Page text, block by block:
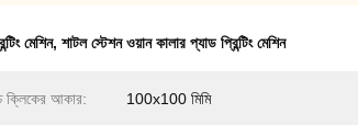
মেশিন, শাটল স্টেশন ওয়ান কালার প্যাড প্রিন্টিং মেশিন
ক্লিকের আকার: 100x100 মিমি